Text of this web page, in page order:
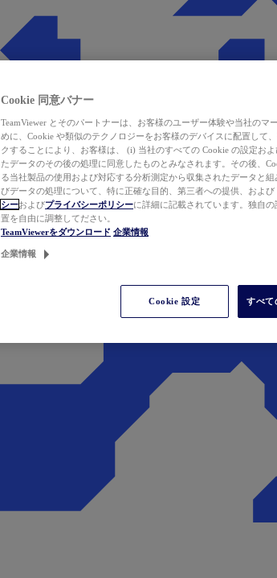
Cookie 同意バナー
TeamViewer とそのパートナーは、お客様のユーザー体験や当社の
めに、Cookie や類似のテクノロジーをお客様のデバイスに配置して
クすることにより、お客様は、 (i) 当社のすべての Cookie の設定お
たデータのその後の処理に同意したものとみなされます。その後、
る当社製品の使用および対応する分析測定から収集されたデータと
びデータの処理について、特に正確な目的、第三者への提供、およ
シーおよびプライバシーポリシーに詳細に記載されています。独自
置を自由に調整してださい。
TeamViewerをダウンロード 企業情報
企業情報
Cookie 設定 すべて